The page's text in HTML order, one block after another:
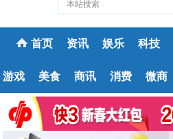
首页 资讯 娱乐 科技
游戏 美食 商讯 消费 微商